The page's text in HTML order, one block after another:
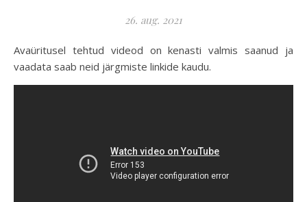
26. aug. 2021
Avaüritusel tehtud videod on kenasti valmis saanud ja
vaadata saab neid järgmiste linkide kaudu.